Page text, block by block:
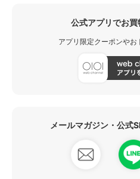
公式アプリでお買
アプリ限定クーポンやお
メールマガジン・公式